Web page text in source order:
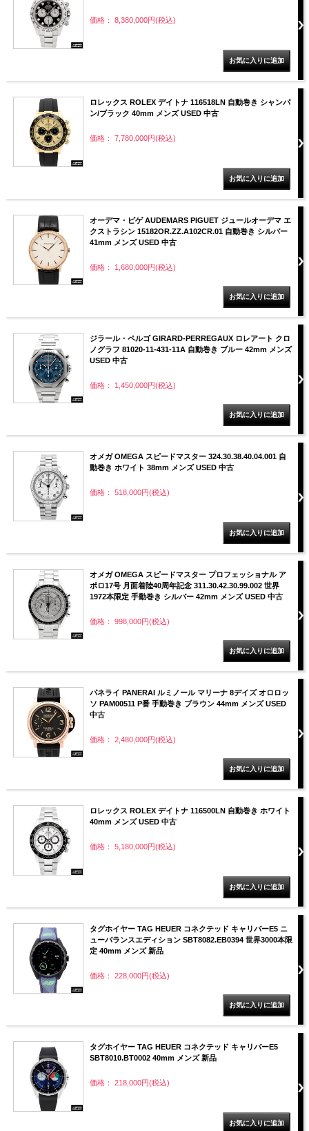
価格： 8,380,000円(税込)
ロレックス ROLEX デイトナ 116518LN 自動巻き シャンパ
ン/ブラック 40mm メンズ USED 中古
価格： 7,780,000円(税込)
オーデマ・ピゲ AUDEMARS PIGUET ジュールオーデマ エ
クストラシン 15182OR.ZZ.A102CR.01 自動巻き シルバー
41mm メンズ USED 中古
価格： 1,680,000円(税込)
ジラール・ペルゴ GIRARD-PERREGAUX ロレアート クロ
ノグラフ 81020-11-431-11A 自動巻き ブルー 42mm メンズ
USED 中古
価格： 1,450,000円(税込)
オメガ OMEGA スピードマスター 324.30.38.40.04.001 自
動巻き ホワイト 38mm メンズ USED 中古
価格： 518,000円(税込)
オメガ OMEGA スピードマスター プロフェッショナル ア
ポロ17号 月面着陸40周年記念 311.30.42.30.99.002 世界
1972本限定 手動巻き シルバー 42mm メンズ USED 中古
価格： 998,000円(税込)
パネライ PANERAI ルミノール マリーナ 8デイズ オロロッ
ソ PAM00511 P番 手動巻き ブラウン 44mm メンズ USED
中古
価格： 2,480,000円(税込)
ロレックス ROLEX デイトナ 116500LN 自動巻き ホワイト
40mm メンズ USED 中古
価格： 5,180,000円(税込)
タグホイヤー TAG HEUER コネクテッド キャリバーE5 ニ
ューバランスエディション SBT8082.EB0394 世界3000本限
定 40mm メンズ 新品
価格： 228,000円(税込)
タグホイヤー TAG HEUER コネクテッド キャリバーE5
SBT8010.BT0002 40mm メンズ 新品
価格： 218,000円(税込)